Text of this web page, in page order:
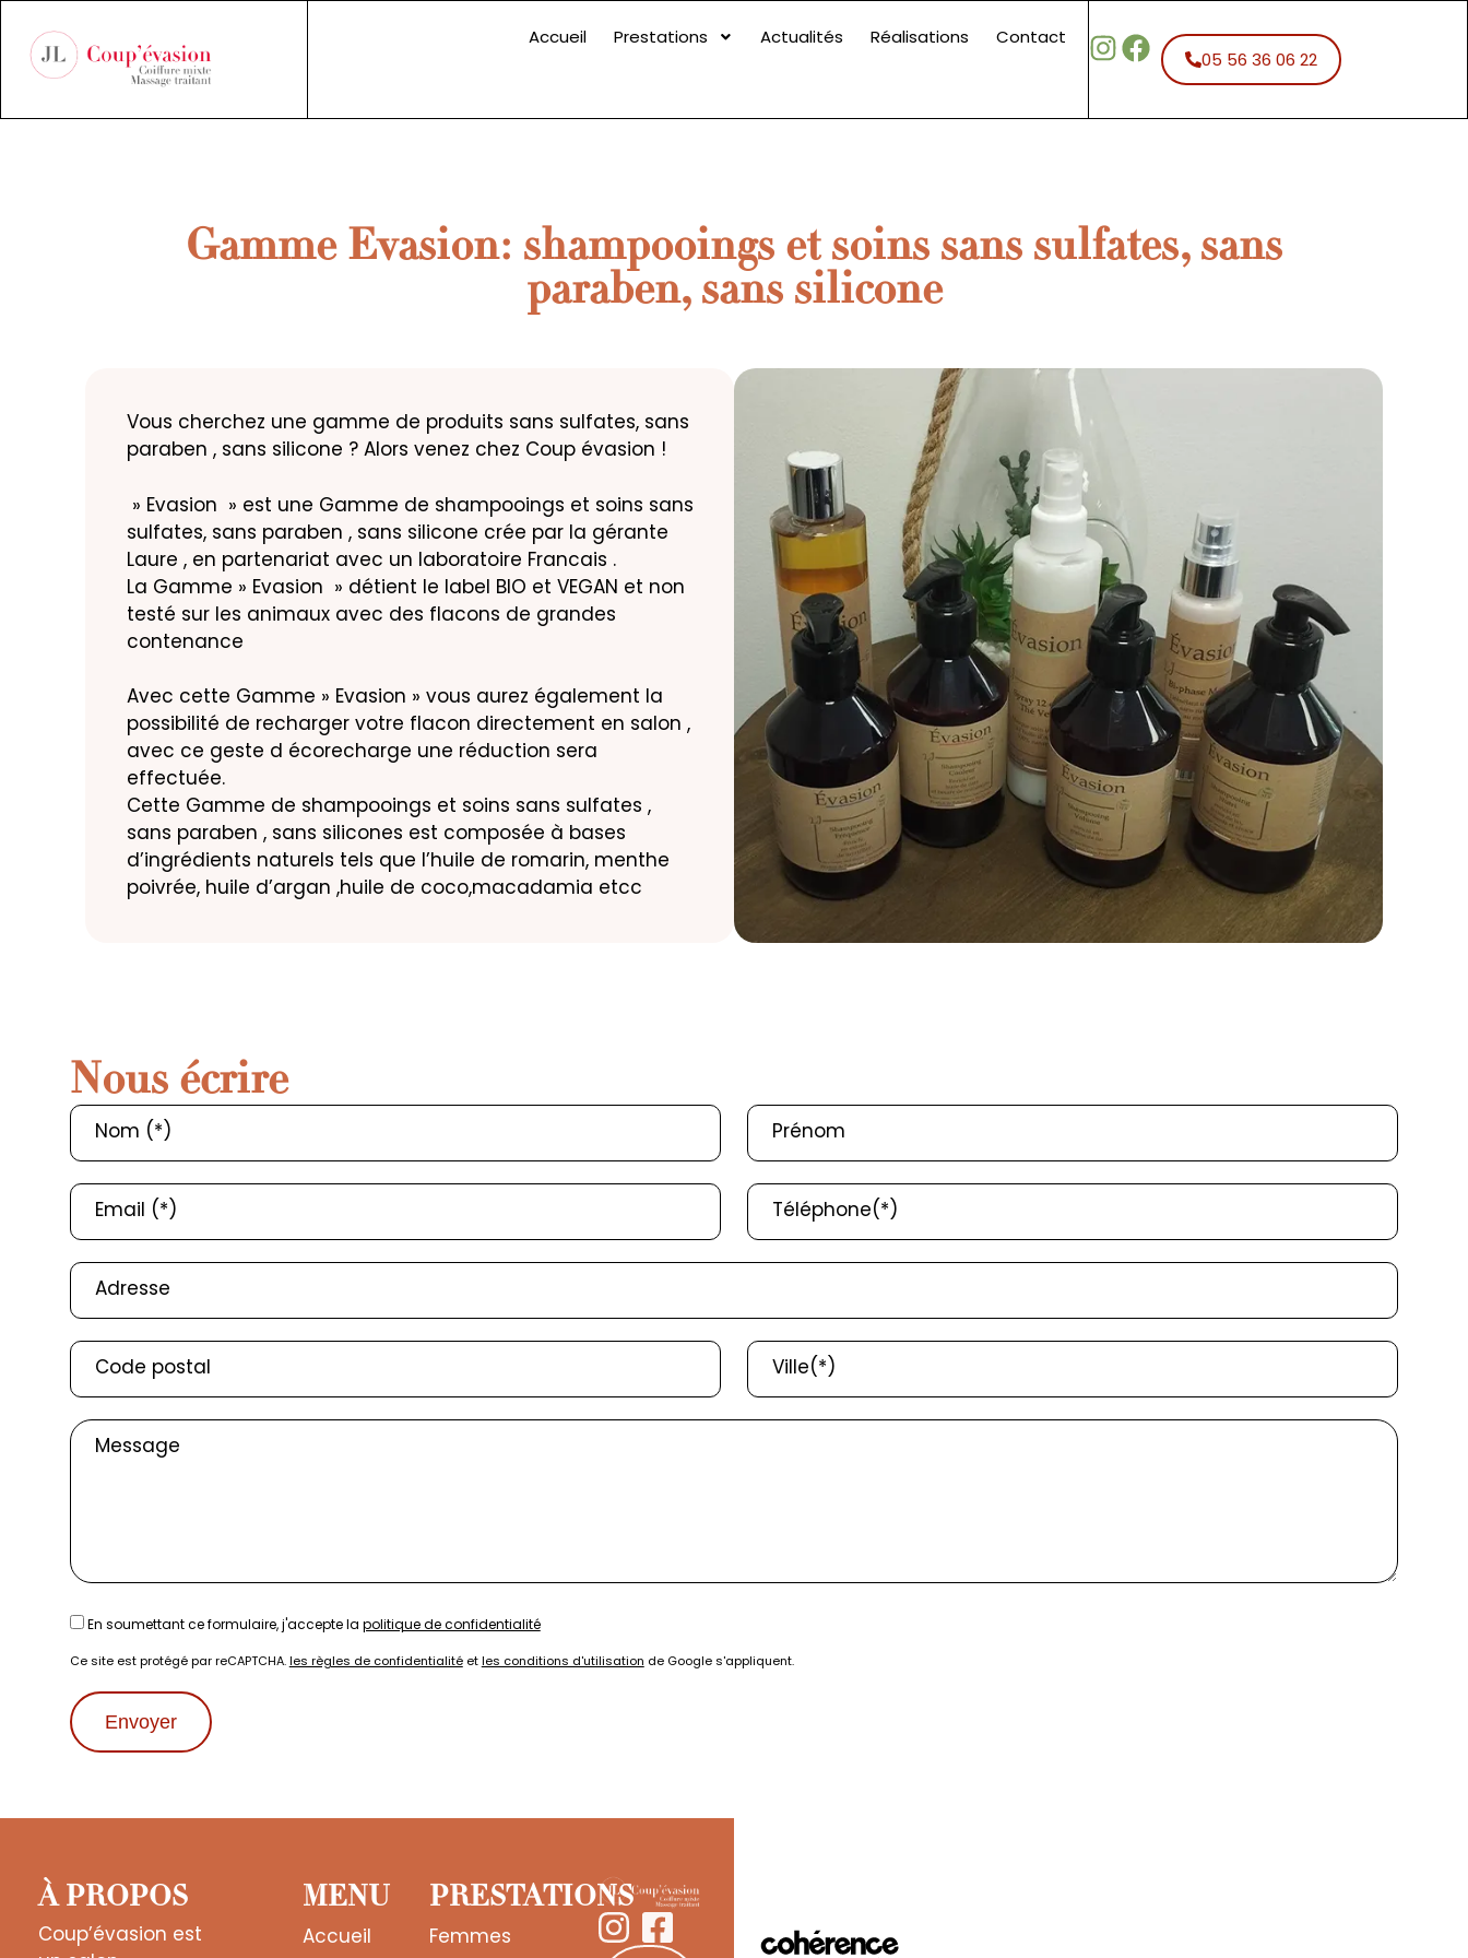
Accueil Prestations Actualités Réalisations
Contact
05 56 36 06 22
Gamme Evasion: shampooings et soins sans sulfates, sans
paraben, sans silicone
Vous cherchez une gamme de produits sans sulfates, sans
paraben , sans silicone ? Alors venez chez Coup évasion !
» Evasion » est une Gamme de shampooings et soins sans
sulfates, sans paraben , sans silicone crée par la gérante
Laure , en partenariat avec un laboratoire Francais .
La Gamme » Evasion » détient le label BIO et VEGAN et non
testé sur les animaux avec des flacons de grandes
contenance
Avec cette Gamme » Evasion » vous aurez également la
possibilité de recharger votre flacon directement en salon ,
avec ce geste d écorecharge une réduction sera
effectuée.
Cette Gamme de shampooings et soins sans sulfates ,
sans paraben , sans silicones est composée à bases
d’ingrédients naturels tels que l’huile de romarin, menthe
poivrée, huile d’argan ,huile de coco,macadamia etcc
Nous écrire
Nom (*) Prénom
Email (*) Téléphone(*)
Adresse
Code postal Ville(*)
Message
En soumettant ce formulaire, j'accepte la politique de confidentialité
Ce site est protégé par reCAPTCHA.les règles de confidentialitéetles conditions d'utilisation de Google s'appliquent.
À PROPOS
Coup’évasion est
MENU
Accueil
PRESTATIONS
Femmes